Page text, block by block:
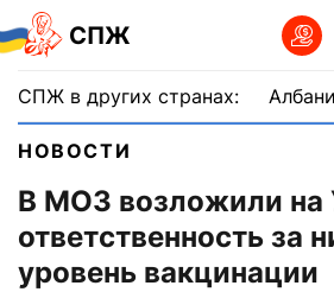
СПЖ
СПЖ в других странах:
НОВОСТИ
В МОЗ возложили
ответственность за
уровень вакцинации